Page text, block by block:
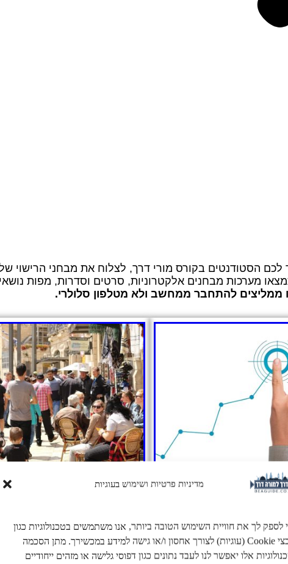
מדיניות פרטיות ושימוש בעוגיות
לספק לך את חוויית השימוש הטובה ביותר, אנו משתמשים בטכנולוגיות כגון
קובצי Cookie (עוגיות) לצורך אחסון ו/או גישה למידע במכשירך. מתן הסכמה
אלו יאפשר לנו לעבד נתונים כגון דפוסי גלישה או מזהים ייחודיים
הסטודנטים בקורס מורי דרך, לצלוח את מבחני הרישוי
מערכות מבחנים אלקטרוניות, סרטים וסדרות, מפות
ממליצים להתחבר ממחשב ולא מטלפון סלולרי.
הצעות למסלולי סיור
ובהם אתרים ונקודות הדרכה.
אוסף שאלות ותשובות שנשאלו ע"י
בזמן המבחן בשטח.